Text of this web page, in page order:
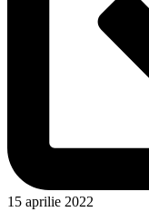
15 aprilie 2022